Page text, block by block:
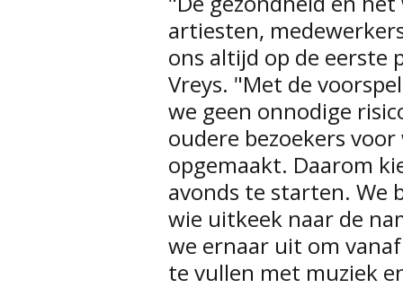
artiesten,
ons altijd op de eerste
Vreys. "Met de
we geen onnodige
oudere bezoekers
opgemaakt. Daarom
avonds te starten. We
wie uitkeek naar de
we ernaar uit om
te vullen met muziek